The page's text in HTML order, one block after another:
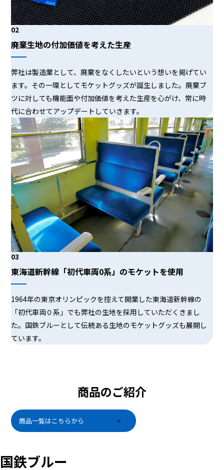
02
廃棄生地の付加価値を考えた生産
弊社は製造業として、廃棄をなくしたいという想いを掲げてい
ます。その一環としてモケットグッズが誕生しました。廃棄ブ
ツに対しても機能面や付加価値を考えた生産を心がけ、常に時
代に合わせてアップデートしていきます。
03
東海道新幹線「初代車両0系」のモケットを使用
1964年の東京オリンピックを控えて開業した東海道新幹線の
「初代車両０系」でも弊社の生地を採用していただくきまし
た。国鉄ブルーとして伝統ある生地のモケットグッズも展開し
ています。
商品のご紹介
商品一覧はこちらから
国鉄ブルー